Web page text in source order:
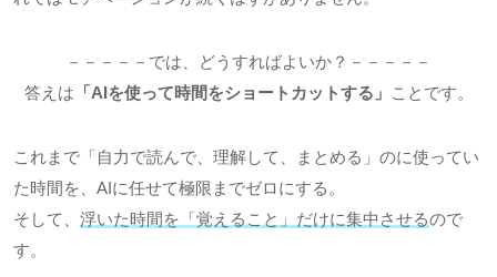
－－－－－では、どうすればよいか？－－－－－
答えは 「AIを使って時間をショートカットする」 ことです。
これまで「自力で読んで、理解して、まとめる」のに使ってい
た時間を、AIに任せて極限までゼロにする。
そして、 浮いた時間を「覚えること」だけに集中させるので
す。